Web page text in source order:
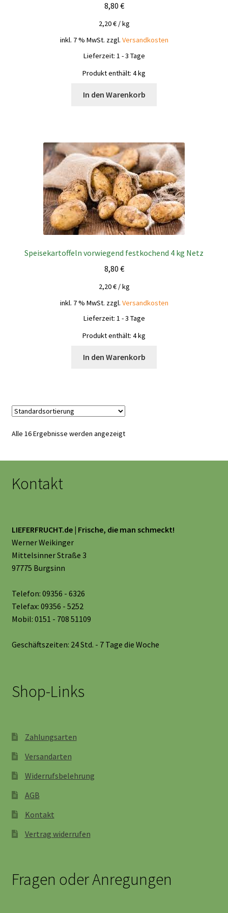
8,80 €
2,20€/kg
inkl. 7 % MwSt. zzgl. Versandkosten
Lieferzeit: 1 - 3 Tage
Produkt enthält: 4kg
In den Warenkorb
Speisekartoffeln vorwiegend festkochend 4 kg Netz
8,80 €
2,20€/kg
inkl. 7 % MwSt. zzgl. Versandkosten
Lieferzeit: 1 - 3 Tage
Produkt enthält: 4kg
In den Warenkorb
Alle 16 Ergebnisse werden angezeigt
Kontakt
LIEFERFRUCHT.de | Frische, die man schmeckt!
Werner Weikinger
Mittelsinner Straße 3
97775 Burgsinn
Telefon: 09356 - 6326
Telefax: 09356 - 5252
Mobil: 0151 - 708 51109
Geschäftszeiten: 24 Std. - 7 Tage die Woche
Shop-Links
Zahlungsarten
Versandarten
Widerrufsbelehrung
AGB
Kontakt
Vertrag widerrufen
Fragen oder Anregungen